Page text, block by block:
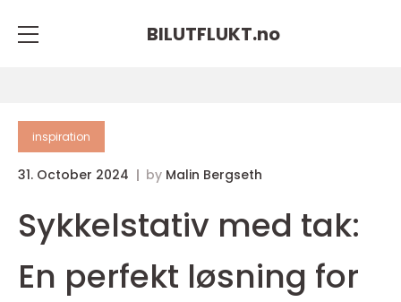
BILUTFLUKT.no
inspiration
31. October 2024 by Malin Bergseth
Sykkelstativ med tak:
En perfekt løsning for